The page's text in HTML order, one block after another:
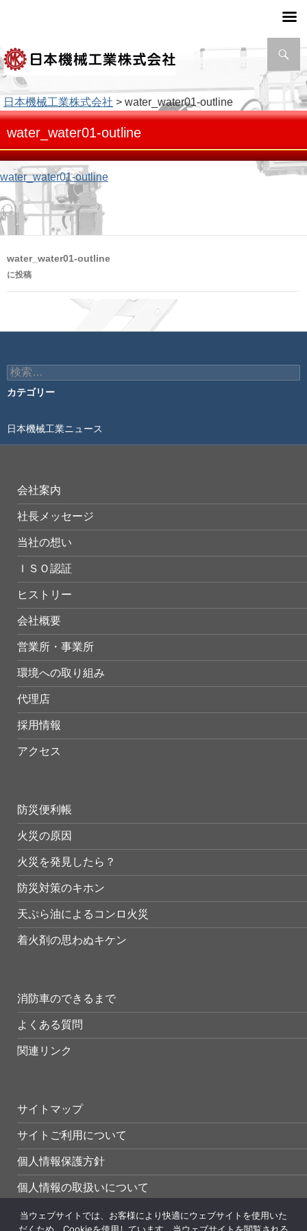
索
日本機械工業株式会社 > water_water01-outline
water_water01-outline
water_water01-outline
稿
ナ
ー
シ
ン
water_water01-outline
に投稿
検
索:
カテゴリー
日本機械工業ニュース
会社案内
社長メッセージ
当社の想い
ＩＳＯ認証
ヒストリー
会社概要
営業所・事業所
環境への取り組み
代理店
採用情報
アクセス
防災便利帳
火災の原因
火災を発見したら？
防災対策のキホン
天ぷら油によるコンロ火災
着火剤の思わぬキケン
消防車のできるまで
よくある質問
関連リンク
サイトマップ
サイトご利用について
個人情報保護方針
個人情報の取扱いについて
当ウェブサイトでは、お客様により快適にウェブサイトを使用いた